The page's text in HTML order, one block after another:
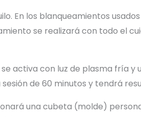
En los blanqueamientos usados
se realizará con todo el
activa con luz de plasma fría
de 60 minutos y tendrá
una cubeta (molde)